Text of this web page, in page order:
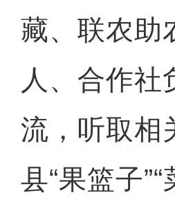
藏、联农助
人、合作社
流，听取相
县“果篮子